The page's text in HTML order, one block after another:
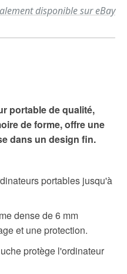
disponible sur eBay
portable de qualité,
de forme, offre une
dans un design fin.
portables jusqu'à
dense de 6 mm
et une protection.
protège l'ordinateur